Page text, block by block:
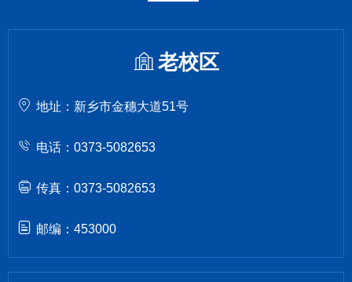
老校区
地址：新乡市金穗大道51号
电话：0373-5082653
传真：0373-5082653
邮编：453000